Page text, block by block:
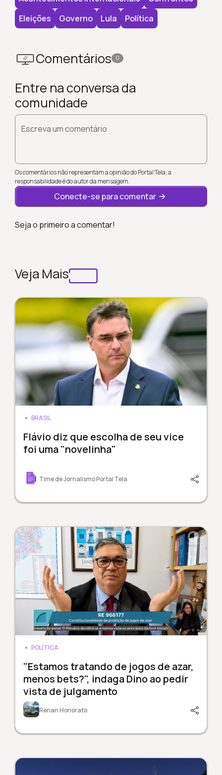
Eleições
Governo Lula Política
Comentários 0
Entre na conversa da
comunidade
Escreva um comentário
Os comentários não representam a opinião do Portal Tela; a
responsabilidade é do autor da mensagem.
Conecte-se para comentar
Seja o primeiro a comentar!
Veja Mais
BRASIL
Flávio diz que escolha de seu vice
foi uma "novelinha"
Time de Jornalismo Portal Tela
POLÍTICA
"Estamos tratando de jogos de azar,
menos bets?", indaga Dino ao pedir
vista de julgamento
Renan Honorato